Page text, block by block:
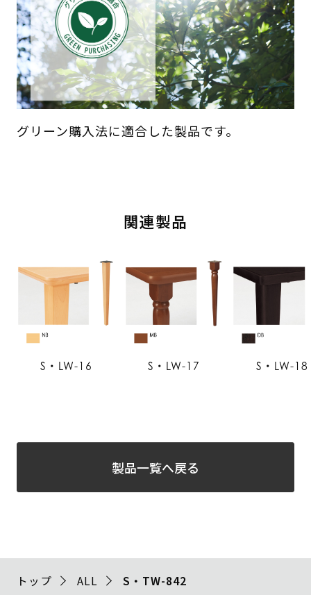
グリーン購入法に適合した製品です。
関連製品
S・LW-16 S・LW-17 S・LW-18
製品一覧へ戻る
トップ ALL S・TW-842